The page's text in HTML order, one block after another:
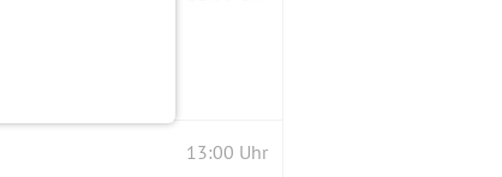
13:00 Uhr